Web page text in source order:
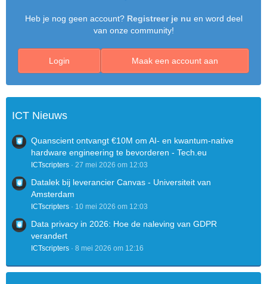
}
Heb je nog geen account? Registreer je nu en word deel
van onze community!
Maak een account aan
Login
ICT Nieuws
Quanscient ontvangt €10M om AI- en kwantum-native
hardware engineering te bevorderen - Tech.eu
ICTscripters 27 mei 2026 om 12:03
Datalek bij leverancier Canvas - Universiteit van
Amsterdam
ICTscripters 10 mei 2026 om 12:03
Data privacy in 2026: Hoe de naleving van GDPR
verandert
ICTscripters 8 mei 2026 om 12:16